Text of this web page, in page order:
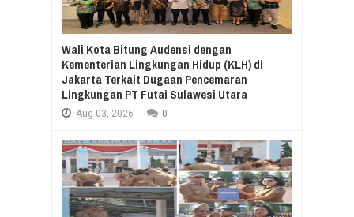
Wali Kota Bitung Audensi dengan
Kementerian Lingkungan Hidup (KLH) di
Jakarta Terkait Dugaan Pencemaran
Lingkungan PT Futai Sulawesi Utara
Aug 03, 2026 - 0